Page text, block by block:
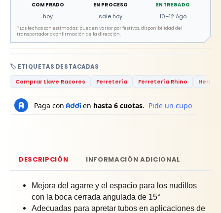
🏷️ ETIQUETAS DESTACADAS
Comprar Llave Racores
Ferretería Ferretería Rhino
COMPRADO
hoy
EN PROCESO
sale hoy
ENTREGADO
10–12 Ago
* Las fechas son estimadas: pueden variar por festivos, disponibilidad del
transportador o confirmación de la dirección.
DESCRIPCIÓN INFORMACIÓN ADICIONAL
Mejora del agarre y el espacio para los nudillos
con la boca cerrada angulada de 15°
Adecuadas para apretar tubos en aplicaciones de